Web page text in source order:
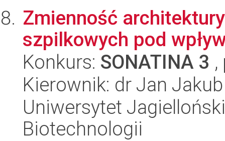
Zmienność
szpilkowych pod
Konkurs: SONATINA 3
Kierownik: dr Jan
Uniwersytet
Biotechnologii